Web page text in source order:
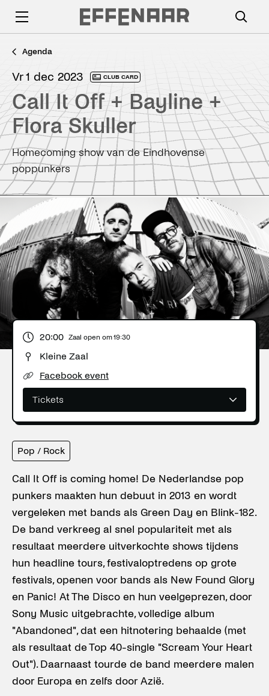
Agenda
vr 1 dec 2023 CLUB CARD
Call It Off + Bayline +
Flora Skuller
Homecoming show van de Eindhovense
poppunkers
20:00 Zaal open om19:30
Kleine Zaal
Facebook event
Tickets
Pop / Rock
Call It Off is coming home! De Nederlandse pop
punkers maakten hun debuut in 2013 en wordt
vergeleken met bands als Green Day en Blink-182.
De band verkreeg al snel populariteit met als
resultaat meerdere uitverkochte shows tijdens
hun headline tours, festivaloptredens op grote
festivals, openen voor bands als New Found Glory
en Panic! At The Disco en hun veelgeprezen, door
Sony Music uitgebrachte, volledige album
"Abandoned", dat een hitnotering behaalde (met
als resultaat de Top 40-single "Scream Your Heart
Out"). Daarnaast tourde de band meerdere malen
door Europa en zelfs door Azië.